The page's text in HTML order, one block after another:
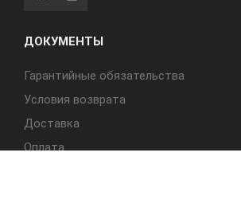
ДОКУМЕНТЫ
Гарантийные обязательства
Условия возврата
Доставка
Оплата